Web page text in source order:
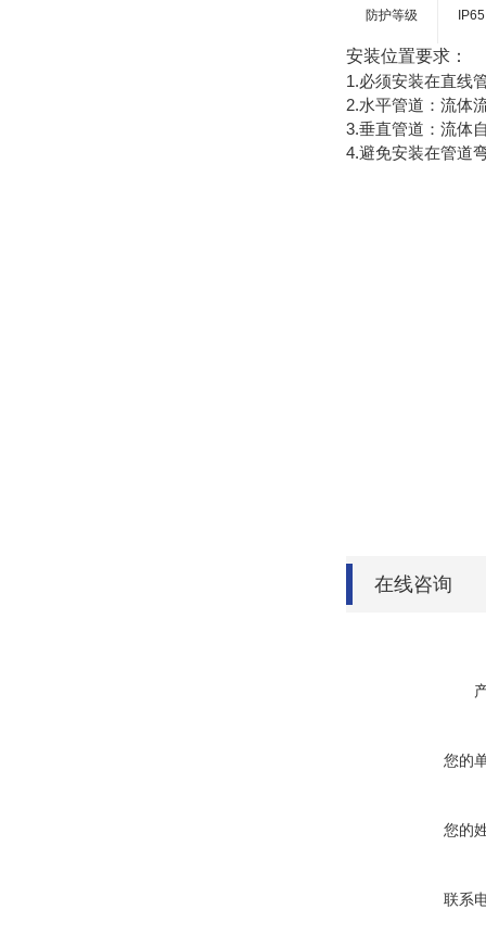
防护等级 IP65
安装位置要求：
1.必须安装在直线
2.水平管道：流体
3.垂直管道：流体
4.避免安装在管道
在线咨询
您的
您的
联系